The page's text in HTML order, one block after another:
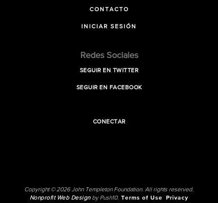
CONTACTO
INICIAR SESIÓN
Redes Sociales
SEGUIR EN TWITTER
SEGUIR EN FACEBOOK
CONECTAR
Copyright © 2026 John Templeton Foundation. All rights reserved.
Nonprofit Web Designby Push10. Terms of Use
Privacy